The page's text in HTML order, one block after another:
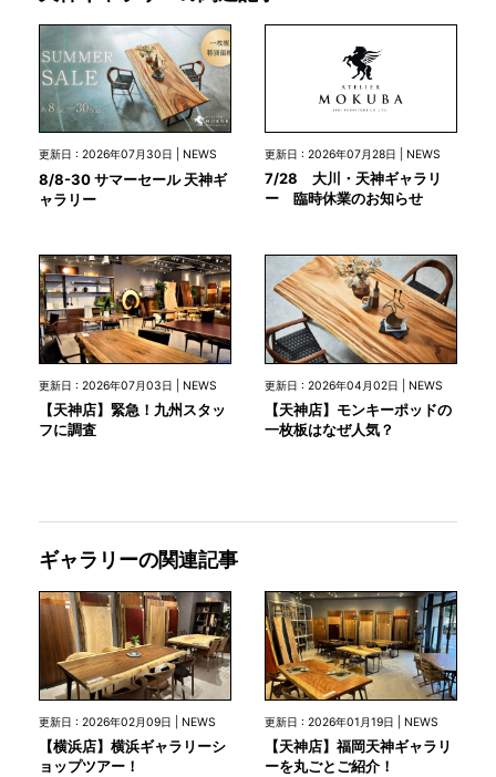
更新日 : 2026年07月30日 | NEWS
8/8-30 サマーセール 天神ギ
ャラリー
更新日 : 2026年07月28日 | NEWS
7/28 大川・天神ギャラリ
ー 臨時休業のお知らせ
更新日 : 2026年07月03日 | NEWS
【天神店】緊急！九州スタッ
フに調査
更新日 : 2026年04月02日 | NEWS
【天神店】モンキーポッドの
一枚板はなぜ人気？
ギャラリーの関連記事
更新日 : 2026年02月09日 | NEWS
【横浜店】横浜ギャラリーシ
ョップツアー！
更新日 : 2026年01月19日 | NEWS
【天神店】福岡天神ギャラリ
ーを丸ごとご紹介！